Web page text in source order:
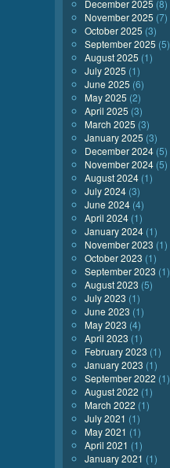
December 2025 (8)
November 2025 (7)
October 2025 (3)
September 2025 (5)
August 2025 (1)
July 2025 (1)
June 2025 (6)
May 2025 (2)
April 2025 (3)
March 2025 (3)
January 2025 (3)
December 2024 (5)
November 2024 (5)
August 2024 (1)
July 2024 (3)
June 2024 (4)
April 2024 (1)
January 2024 (1)
November 2023 (1)
October 2023 (1)
September 2023 (1)
August 2023 (5)
July 2023 (1)
June 2023 (1)
May 2023 (4)
April 2023 (1)
February 2023 (1)
January 2023 (1)
September 2022 (1)
August 2022 (1)
March 2022 (1)
July 2021 (1)
May 2021 (1)
April 2021 (1)
January 2021 (1)